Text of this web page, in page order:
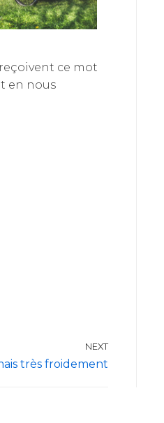
ce mot
en nous
NEXT
très froidement